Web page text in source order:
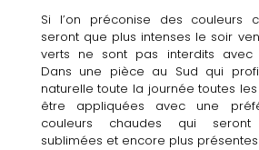
Si l’on préconise des couleurs
seront que plus intenses le soir
verts ne sont pas interdits avec
Dans une pièce au Sud qui
naturelle toute la journée toutes
être appliquées avec une
couleurs chaudes qui seront
sublimées et encore plus